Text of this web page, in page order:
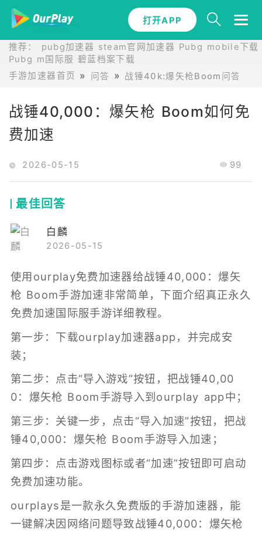
打开APP
推荐： pubg加速器 steam官网加速器 Pubg mobile下载
Pubg m国际服 碧蓝档案下载
手游加速器首页
问答 战锤40k:爆矢枪Boom问答
战锤40,000：爆矢枪 Boom如何免
费加速
2026-05-15 99
最佳回答
白麟
2026-05-15
使用ourplay免费加速器给战锤40,000：爆矢
枪 Boom手游加速非常简单，下面介绍真正永久
免费加速国际服手游详细教程。
第一步：下载ourplay加速器app，并完成安
装；
第二步：点击“导入游戏”按钮，把战锤40,00
0：爆矢枪 Boom手游导入到ourplay app中；
第三步：关键一步，点击“导入加速”按钮，把战
锤40,000：爆矢枪 Boom手游导入加速；
第四步：点击游戏图标或者“加速”按钮即可启动
免费加速功能。
ourplays是一款永久免费版的手游加速器 ，能
一键解决因网络问题导致战锤40,000：爆矢枪